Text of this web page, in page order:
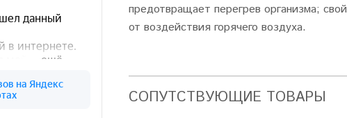
предотвращает перегрев организма;
от воздействия горячего воздуха.
CОПУТСТВУЮЩИЕ ТОВАРЫ